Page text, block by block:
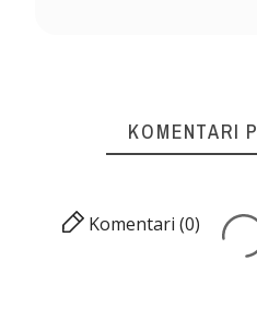
KOMENTARI
Komentari (0)